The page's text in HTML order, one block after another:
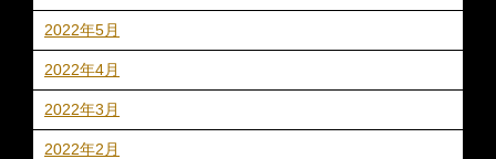
2022年5月
2022年4月
2022年3月
2022年2月